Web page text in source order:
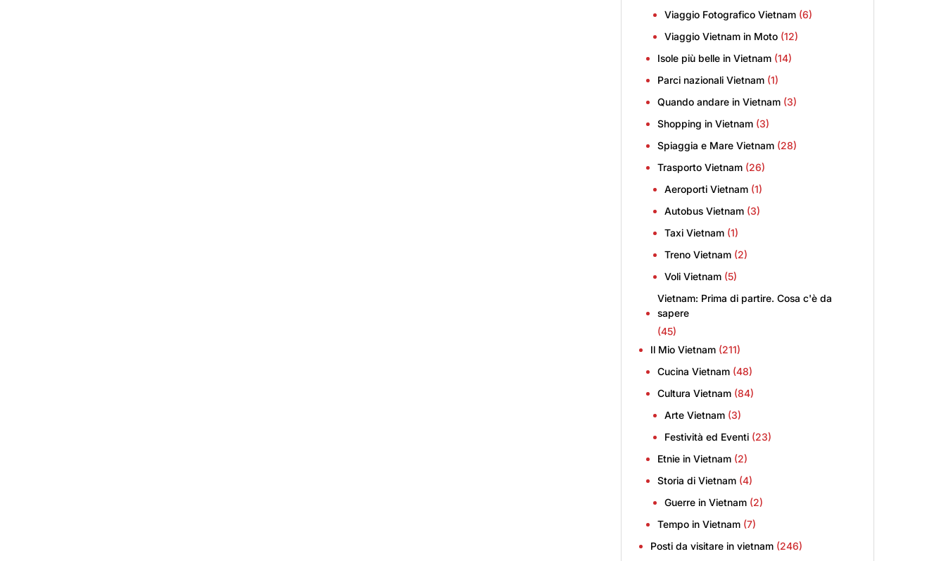
Viaggio Fotografico Vietnam (6)
Viaggio Vietnam in Moto (12)
Isole più belle in Vietnam (14)
Parci nazionali Vietnam (1)
Quando andare in Vietnam (3)
Shopping in Vietnam (3)
Spiaggia e Mare Vietnam (28)
Trasporto Vietnam (26)
Aeroporti Vietnam (1)
Autobus Vietnam (3)
Taxi Vietnam (1)
Treno Vietnam (2)
Voli Vietnam (5)
Vietnam: Prima di partire. Cosa c'è da
sapere
(45)
Il Mio Vietnam (211)
Cucina Vietnam (48)
Cultura Vietnam (84)
Arte Vietnam (3)
Festività ed Eventi (23)
Etnie in Vietnam (2)
Storia di Vietnam (4)
Guerre in Vietnam (2)
Tempo in Vietnam (7)
Posti da visitare in vietnam (246)